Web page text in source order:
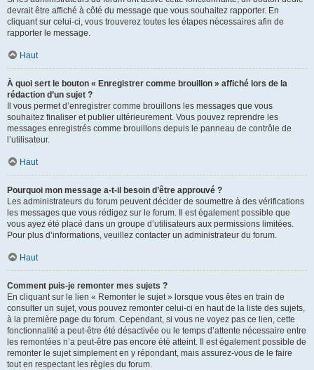
devrait être affiché à côté du message que vous souhaitez rapporter. En
cliquant sur celui-ci, vous trouverez toutes les étapes nécessaires afin de
rapporter le message.
Haut
À quoi sert le bouton « Enregistrer comme brouillon » affiché lors de la
rédaction d’un sujet ?
Il vous permet d’enregistrer comme brouillons les messages que vous
souhaitez finaliser et publier ultérieurement. Vous pouvez reprendre les
messages enregistrés comme brouillons depuis le panneau de contrôle de
l’utilisateur.
Haut
Pourquoi mon message a-t-il besoin d’être approuvé ?
Les administrateurs du forum peuvent décider de soumettre à des vérifications
les messages que vous rédigez sur le forum. Il est également possible que
vous ayez été placé dans un groupe d’utilisateurs aux permissions limitées.
Pour plus d’informations, veuillez contacter un administrateur du forum.
Haut
Comment puis-je remonter mes sujets ?
En cliquant sur le lien « Remonter le sujet » lorsque vous êtes en train de
consulter un sujet, vous pouvez remonter celui-ci en haut de la liste des sujets,
à la première page du forum. Cependant, si vous ne voyez pas ce lien, cette
fonctionnalité a peut-être été désactivée ou le temps d’attente nécessaire entre
les remontées n’a peut-être pas encore été atteint. Il est également possible de
remonter le sujet simplement en y répondant, mais assurez-vous de le faire
tout en respectant les règles du forum.